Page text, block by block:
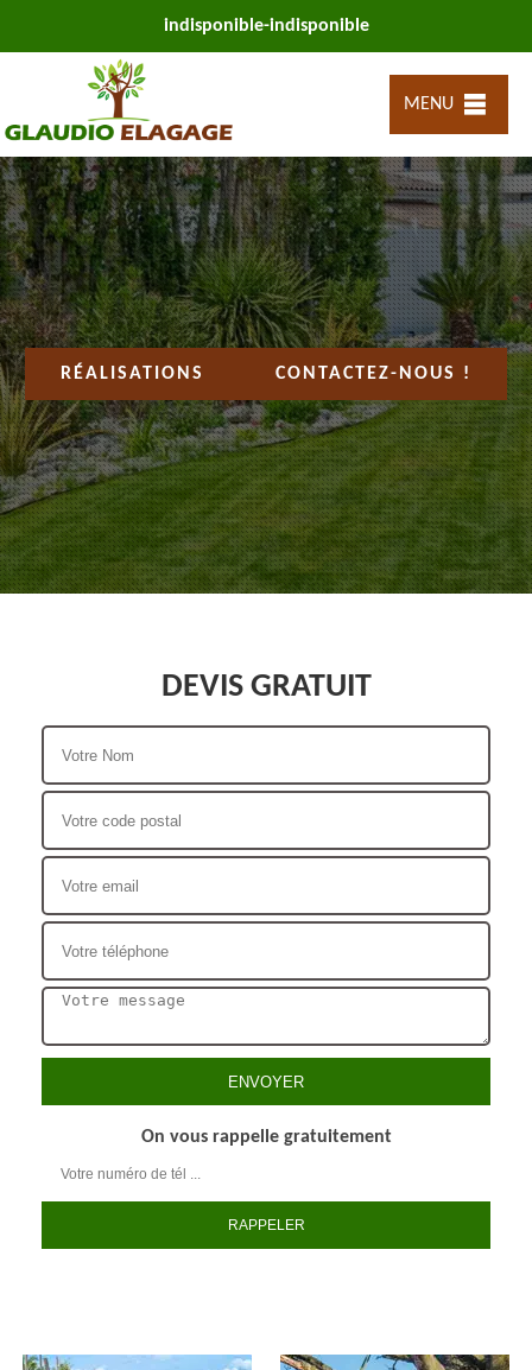
indisponible-indisponible
MENU
RÉALISATIONS CONTACTEZ-NOUS !
DEVIS GRATUIT
On vous rappelle gratuitement